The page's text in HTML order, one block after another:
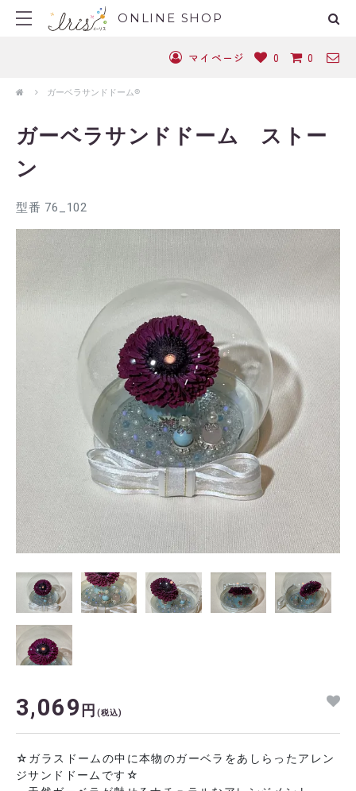
ONLINE SHOP
マイページ 0 0
ガーベラサンドドーム®
ガーベラサンドドーム ストー
ン
型番 76_102
3,069 円 (税込)
☆ガラスドームの中に本物のガーベラをあしらったアレン
ジサンドドームです☆